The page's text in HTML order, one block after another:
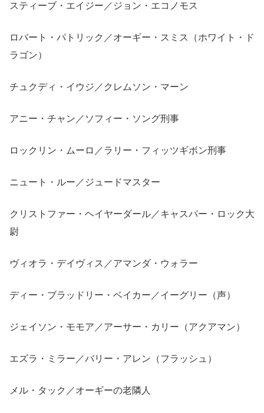
スティーブ・エイジー／ジョン・エコノモス
ロバート・パトリック／オーギー・スミス（ホワイト・ド
ラゴン）
チュクディ・イウジ／クレムソン・マーン
アニー・チャン／ソフィー・ソング刑事
ロックリン・ムーロ／ラリー・フィッツギボン刑事
ニュート・ルー／ジュードマスター
クリストファー・ヘイヤーダール／キャスパー・ロック大
尉
ヴィオラ・デイヴィス／アマンダ・ウォラー
ディー・ブラッドリー・ベイカー／イーグリー（声）
ジェイソン・モモア／アーサー・カリー（アクアマン）
エズラ・ミラー／バリー・アレン（フラッシュ）
メル・タック／オーギーの老隣人